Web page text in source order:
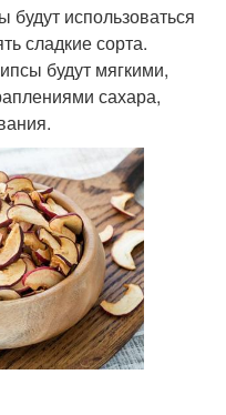
будут использоваться
сладкие сорта.
будут мягкими,
сахара,